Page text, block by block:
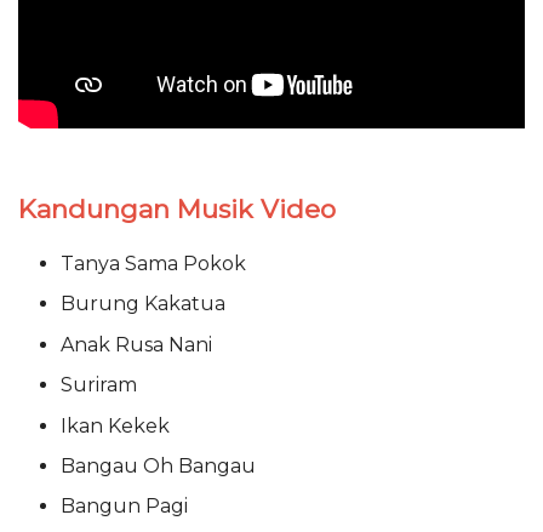
Kandungan Musik Video
Tanya Sama Pokok
Burung Kakatua
Anak Rusa Nani
Suriram
Ikan Kekek
Bangau Oh Bangau
Bangun Pagi